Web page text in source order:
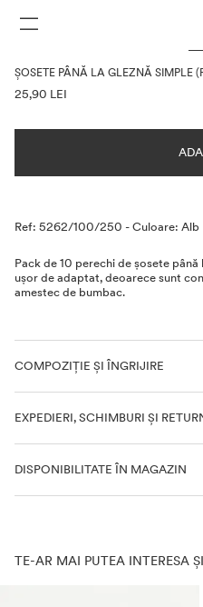
FEMEI
ȘOSETE PÂNĂ LA GLEZNĂ SIMPLE
INFORMAȚII DESPRE PREȚURI
25,90 LEI
Descriere
Ref: 5262/100/250 -Culoare: Alb
Pack de 10 perechi de șosete
ușor de adaptat, deoarece sunt
amestec de bumbac.
COMPOZIȚIE ȘI ÎNGRIJIRE
EXPEDIERI, SCHIMBURI ȘI
DISPONIBILITATE ÎN MAGAZIN
TE-AR MAI PUTEA INTERESA ȘI